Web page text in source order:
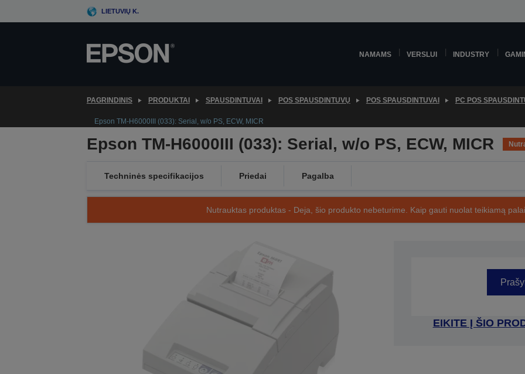
to
LIETUVIŲ K.
NAMAMS VERSLUI INDUSTRY
PAGRINDINIS PRODUKTAI SPAUSDINTUVAI POS SPAUSDINTUVŲ POS SPAUSDINTUVAI PC POS
Epson TM-H6000III (033): Serial, w/o PS, ECW, MICR
Epson TM-H6000III (033): Serial, w/o PS, ECW, MICR
Techninės specifikacijos Priedai Pagalba
Nutrauktas produktas - Deja, šio produkto nebeturime. Kaip gauti nuolat teikiamą
EIKITE Į ŠIO